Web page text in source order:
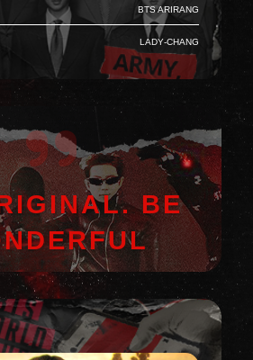
BTS Arirang
Lady-Chang
BE